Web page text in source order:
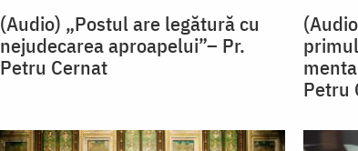
(Audio) „Postul are legătură cu
nejudecarea aproapelui”– Pr.
Petru Cernat
Petru